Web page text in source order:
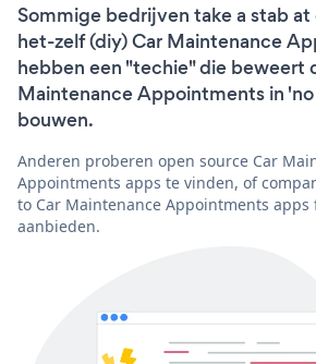
Sommige bedrijven take a stab
het-zelf (diy) Car Maintenance
hebben een "techie" die beweert
Maintenance Appointments in
bouwen.
Anderen proberen open source Car
Appointments apps te vinden, of
to Car Maintenance Appointments apps
aanbieden.